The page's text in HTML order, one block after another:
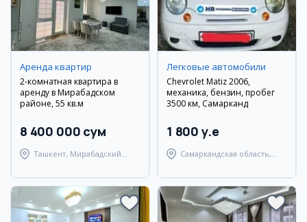
Аренда квартир
2-комнатная квартира в
аренду в Мирабадском
районе, 55 кв.м
8 400 000 сум
Ташкент, Мирабадский
Легковые автомобили
Chevrolet Matiz 2006,
механика, бензин, пробег
3500 км, Самарканд
1 800 y.e
Самаркандская область,